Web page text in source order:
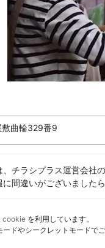
敷曲輪329番9
、チラシプラス運営会社
間違いがございました
cookie を利用しています。
ドやシークレットモードで